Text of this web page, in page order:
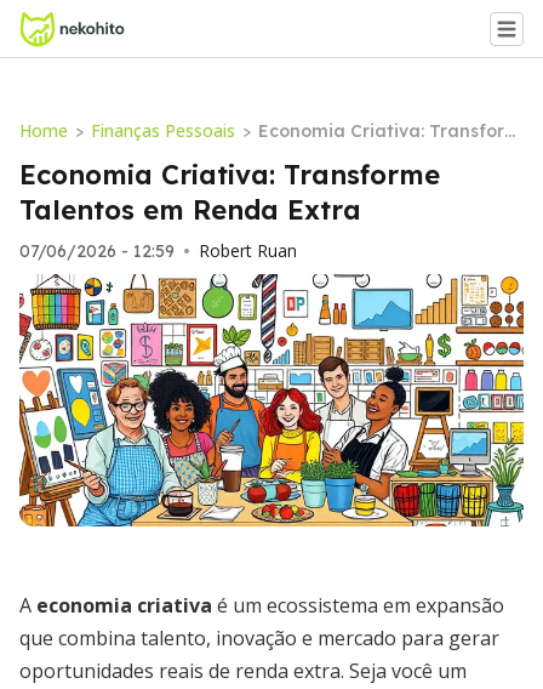
Home > Finanças Pessoais > Economia Criativa: Transform
e Talentos em Renda Extra
Economia Criativa: Transforme
Talentos em Renda Extra
07/06/2026 - 12:59 • Robert Ruan
A economia criativa é um ecossistema em expansão
que combina talento, inovação e mercado para gerar
oportunidades reais de renda extra. Seja você um